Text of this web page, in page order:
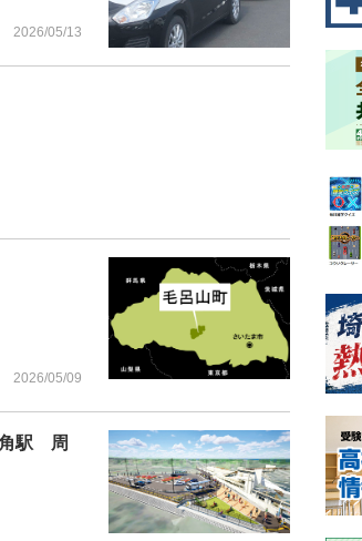
2026/05/13
2026/05/09
角駅 周